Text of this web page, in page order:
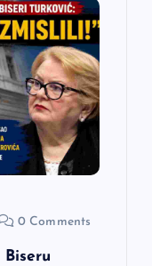
0 Comments
Biseru